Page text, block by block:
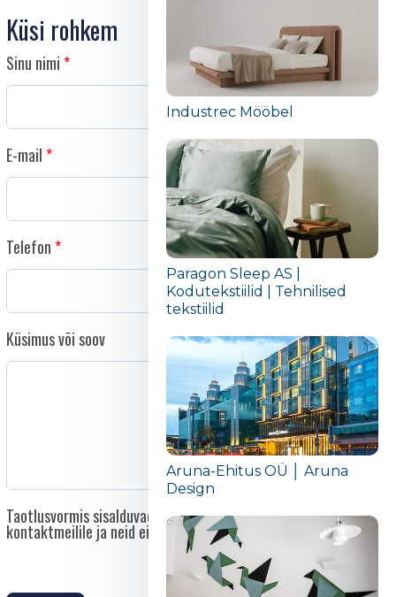
Küsi rohkem
Sinu nimi
E-mail
Telefon
Küsimus või soov
Taotlusvormis sisalduvad andmed saadetakse otse asutuse
kontaktmeilile ja neid ei edastata kolmandatele isikutele.
Industrec Mööbel
Paragon Sleep AS |
Kodutekstiilid | Tehnilised
tekstiilid
Aruna-Ehitus OÜ │ Aruna
Design